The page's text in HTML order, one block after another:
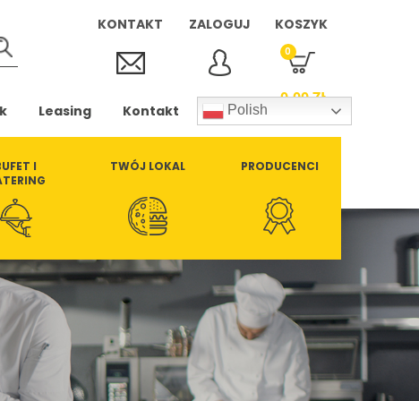
KONTAKT ZALOGUJ KOSZYK
0
0,00ZŁ
Leasing Kontakt Polish
I
TWÓJ LOKAL PRODUCENCI